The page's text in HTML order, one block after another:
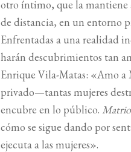
otro íntimo, que la mantiene
de distancia, en un entorno
Enfrentadas a una realidad
harán descubrimientos tan
Enrique Vila-Matas: «Amo a
privado—tantas mujeres
encubre en lo público.
cómo se sigue dando por
ejecuta a las mujeres».